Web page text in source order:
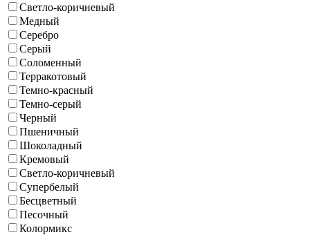
Светло-коричневый
Медный
Серебро
Серый
Соломенный
Терракотовый
Темно-красный
Темно-серый
Черный
Пшеничный
Шоколадный
Кремовый
Светло-коричневый
Супербелый
Бесцветный
Песочный
Колормикс